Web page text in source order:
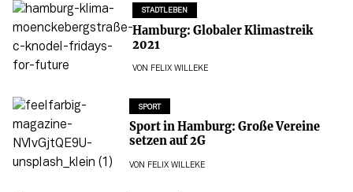
STADTLEBEN
Hamburg: Globaler Klimastreik
2021
VON FELIX WILLEKE
SPORT
Sport in Hamburg: Große Vereine
setzen auf 2G
VON FELIX WILLEKE